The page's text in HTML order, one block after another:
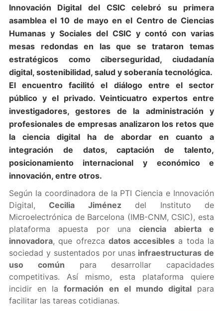
Innovación Digital del CSIC celebró su primera
asamblea el 10 de mayo en el Centro de Ciencias
Humanas y Sociales del CSIC y contó con varias
mesas redondas en las que se trataron temas
estratégicos como ciberseguridad, ciudadanía
digital, sostenibilidad, salud y soberanía tecnológica.
El encuentro facilitó el diálogo entre el sector
público y el privado. Veinticuatro expertos entre
investigadores, gestores de la administración y
profesionales de empresas analizaron los retos que
la ciencia digital ha de abordar en cuanto a
integración de datos, captación de talento,
posicionamiento internacional y económico e
innovación, entre otros.
Según la coordinadora de la PTI Ciencia e Innovación
Digital, Cecilia Jiménezdel Instituto de
Microelectrónica de Barcelona (IMB-CNM, CSIC), esta
plataforma apuesta por unaciencia abierta e
innovadora, que ofrezca datos accesibles a toda la
sociedad y sustentados por unas infraestructuras de
uso común para desarrollar capacidades
competitivas. Así mismo, esta plataforma quiere
incidir en laformación en el mundo digitalpara
facilitar las tareas cotidianas.